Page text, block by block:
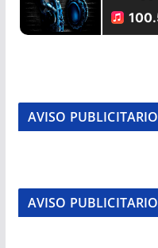
AVISO PUBLICITARIO
AVISO PUBLICITARIO